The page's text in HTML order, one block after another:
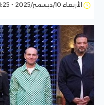
الأربعاء 10/ديسمبر/2025 - 01:25 م